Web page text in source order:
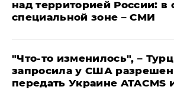
над территорией России: в
специальной зоне – СМИ
​"Что-то изменилось", –
запросила у США
передать Украине ATACMS